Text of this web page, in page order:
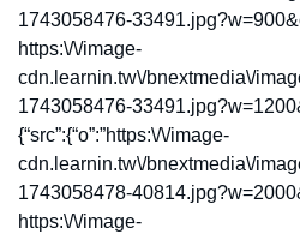
1743058476-
https:\/\/image-
cdn.learnin.tw\/bnextmedia\/
1743058476-
{“src”:{“o”:”https:\/\/image-
cdn.learnin.tw\/bnextmedia\/
1743058478-
https:\/\/image-